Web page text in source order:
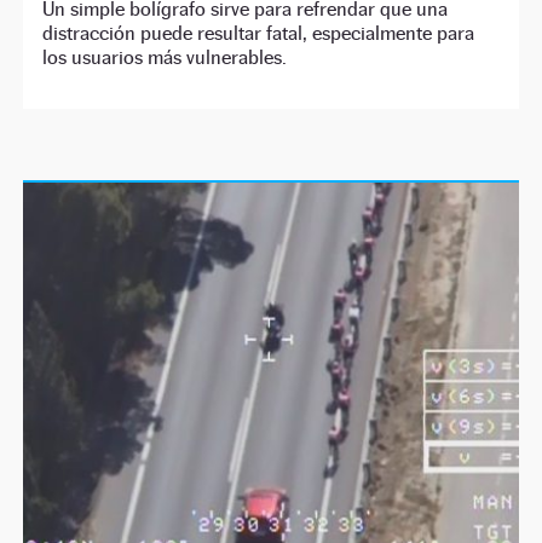
Un simple bolígrafo sirve para refrendar que una
distracción puede resultar fatal, especialmente para
los usuarios más vulnerables.